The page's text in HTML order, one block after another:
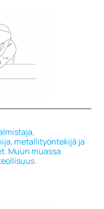
metallityöntekijä ja
Muun muassa